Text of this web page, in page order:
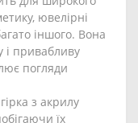
ювелірні
іншого. Вона
і привабливу
погляди
з акрилу
їх